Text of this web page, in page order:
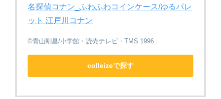
名探偵コナン_ふわふわコインケース/ゆるパレ
ット 江戸川コナン
©青山剛昌/小学館・読売テレビ・TMS 1996
colleizeで探す